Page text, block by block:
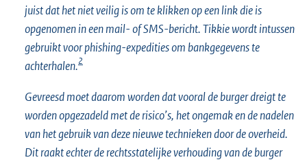
juist dat het niet veilig is om te klikken op een link die is
opgenomen in een mail- of SMS-bericht. Tikkie wordt intussen
gebruikt voor phishing-expedities om bankgegevens te
achterhalen.2
Gevreesd moet daarom worden dat vooral de burger dreigt te
worden opgezadeld met de risico’s, het ongemak en de nadelen
van het gebruik van deze nieuwe technieken door de overheid.
Dit raakt echter de rechtsstatelijke verhouding van de burger